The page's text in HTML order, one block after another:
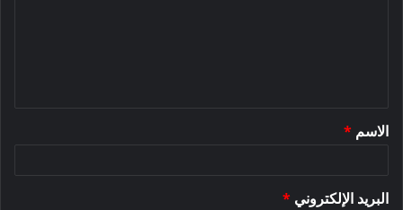
*
الاسم *
البريد الإلكتروني *